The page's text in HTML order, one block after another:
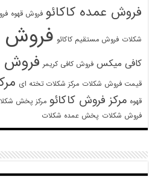
فروش عمده کاکائو فروش قهوه
شکلات فروش مستقیم کاکائو فروش
کافی میکس فروش کافی کریمر فروش
قیمت فروش شکلات مرکز شکلات تخته ای
قهوه مرکز فروش کاکائو مرکز پخش
فروش شکلات پخش عمده شکلات